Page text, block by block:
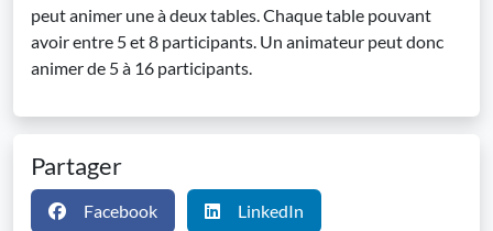
peut animer une à deux tables. Chaque table pouvant
avoir entre 5 et 8 participants. Un animateur peut donc
animer de 5 à 16 participants.
Partager
Facebook LinkedIn